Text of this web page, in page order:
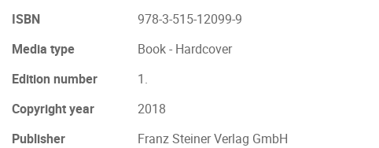
ISBN
978-3-515-12099-9
Media type
Book - Hardcover
Edition number
1.
Copyright year
2018
Publisher
Franz Steiner Verlag GmbH